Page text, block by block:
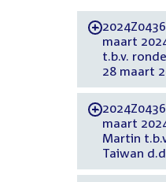
-
maart 2024 - , Position
t.b.v.
28 maart
-
maart 2024 - , Position
Martin
Taiwan